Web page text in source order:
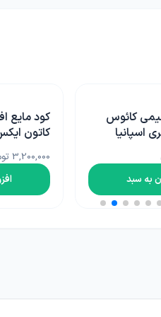
عطر و طعم
کیمیتک
به سبد
کود ریز
الترا
1,040,000 تومان